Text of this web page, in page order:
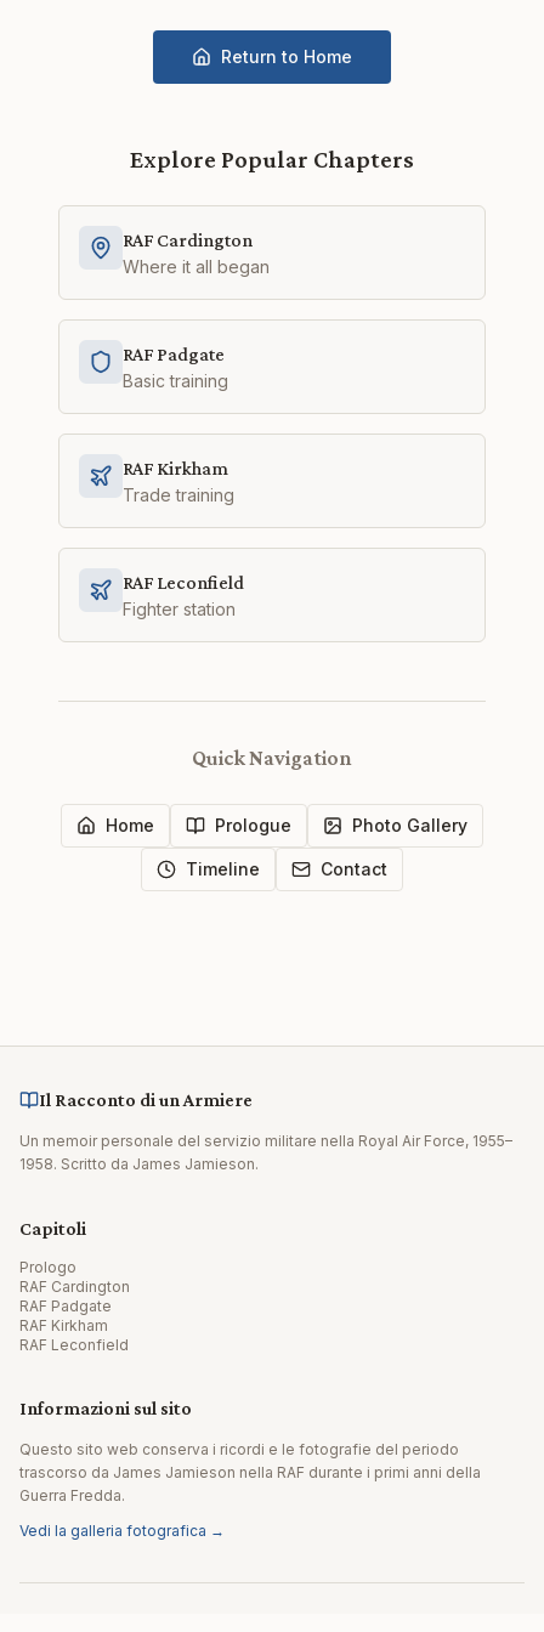
Return to Home
Explore Popular Chapters
RAF Cardington
Where it all began
RAF Padgate
Basic training
RAF Kirkham
Trade training
RAF Leconfield
Fighter station
Quick Navigation
Home Prologue Photo Gallery
Timeline Contact
Il Racconto di un Armiere
Un memoir personale del servizio militare nella Royal Air Force, 1955–
1958. Scritto da James Jamieson.
Capitoli
Prologo
RAF Cardington
RAF Padgate
RAF Kirkham
RAF Leconfield
Informazioni sul sito
Questo sito web conserva i ricordi e le fotografie del periodo
trascorso da James Jamieson nella RAF durante i primi anni della
Guerra Fredda.
Vedi la galleria fotografica →